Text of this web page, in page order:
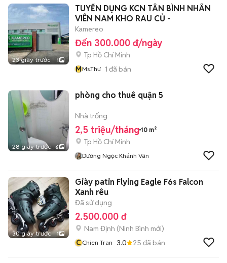
23 giây trước 1
TUYỂN DỤNG KCN TÂN BÌNH NHÂN
VIÊN NAM KHO RAU CỦ -
Kamereo
Đến 300.000 đ/ngày
Tp Hồ Chí Minh
MMs.Thư 1 đã bán
28 giây trước 6
phòng cho thuê quận 5
Nhà trống
2,5 triệu/tháng 10 m²
Tp Hồ Chí Minh
Dương Ngọc Khánh Vân
30 giây trước 1
Giày patin Flying Eagle F6s Falcon
Xanh rêu
Đã sử dụng
2.500.000 đ
Nam Định (Ninh Bình mới)
CChien Tran 3.0 25 đã bán